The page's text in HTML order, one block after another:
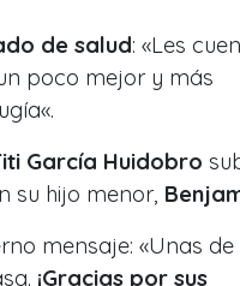
de salud: «Les
poco mejor y más
«.
García Huidobro
su hijo menor,
mensaje: «Unas de
¡Gracias por sus